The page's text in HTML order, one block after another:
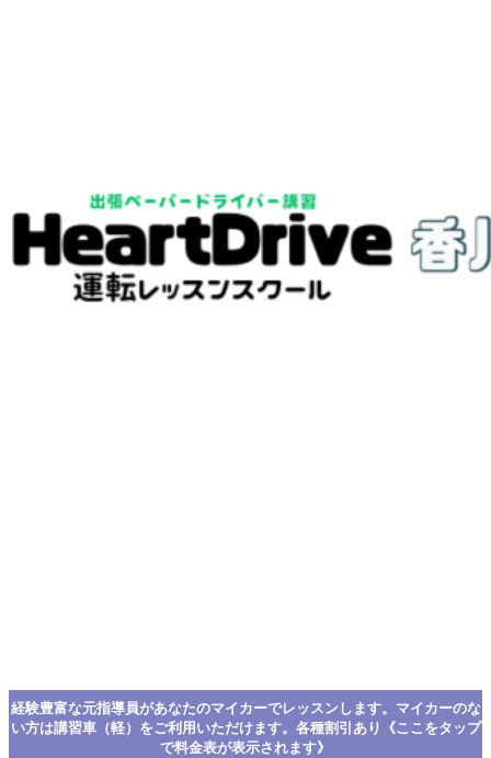
経験豊富な元指導員があなたのマイカーでレッスンします。マイカーのな
い方は講習車（軽）をご利用いただけます。各種割引あり《ここをタップ
で料金表が表示されます》